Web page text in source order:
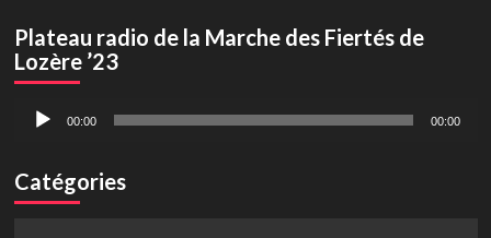
Plateau radio de la Marche des Fiertés de
Lozère ’23
Lecteur 00:00 00:00
Catégories